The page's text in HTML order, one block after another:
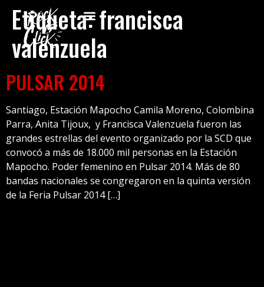
Etiqueta:francisca
valenzuela
PULSAR 2014
Santiago, Estación Mapocho Camila Moreno, Colombina
Parra, Anita Tijoux, y Francisca Valenzuela fueron las
grandes estrellas del evento organizado por la SCD que
convocó a más de 18.000 mil personas en la Estación
Mapocho. Poder femenino en Pulsar 2014. Más de 80
bandas nacionales se congregaron en la quinta versión
de la Feria Pulsar 2014 […]